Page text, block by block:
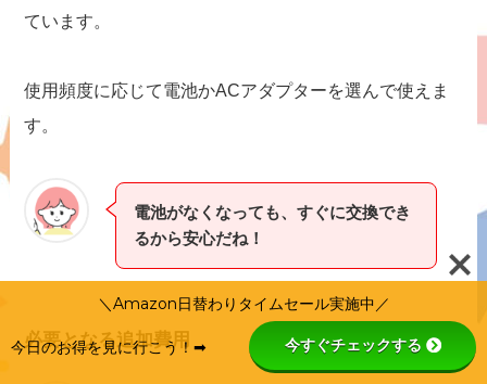
ています。
使用頻度に応じて電池かACアダプターを選んで使えま
す。
電池がなくなっても、すぐに交換でき
るから安心だね！
必要となる追加費用
＼Amazon日替わりタイムセール実施中／
今日のお得を見に行こう！➡ 今すぐチェックする